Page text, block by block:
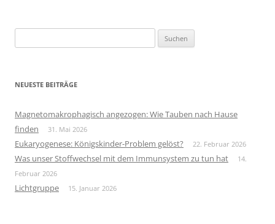
nach:
NEUESTE BEITRÄGE
Magnetomakrophagisch angezogen: Wie Tauben nach Hause
finden
31. Mai 2026
Eukaryogenese: Königskinder-Problem gelöst? 22. Februar 2026
Was unser Stoffwechsel mit dem Immunsystem zu tun hat
14.
Februar 2026
Lichtgruppe 15. Januar 2026